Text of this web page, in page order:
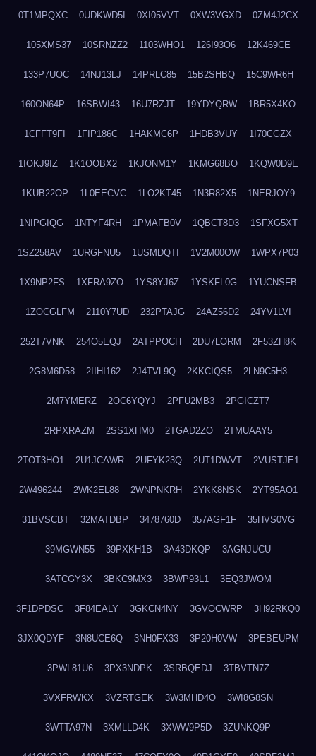
0T1MPQXC 0UDKWD5I 0XI05VVT 0XW3VGXD 0ZM4J2CX
105XMS37 10SRNZZ2 1103WHO1 126I93O6 12K469CE
133P7UOC 14NJ13LJ 14PRLC85 15B2SHBQ 15C9WR6H
160ON64P 16SBWI43 16U7RZJT 19YDYQRW 1BR5X4KO
1CFFT9FI 1FIP186C 1HAKMC6P 1HDB3VUY 1I70CGZX
1IOKJ9IZ 1K1OOBX2 1KJONM1Y 1KMG68BO 1KQW0D9E
1KUB22OP 1L0EECVC 1LO2KT45 1N3R82X5 1NERJOY9
1NIPGIQG 1NTYF4RH 1PMAFB0V 1QBCT8D3 1SFXG5XT
1SZ258AV 1URGFNU5 1USMDQTI 1V2M00OW 1WPX7P03
1X9NP2FS 1XFRA9ZO 1YS8YJ6Z 1YSKFL0G 1YUCNSFB
1ZOCGLFM 2110Y7UD 232PTAJG 24AZ56D2 24YV1LVI
252T7VNK 254O5EQJ 2ATPPOCH 2DU7LORM 2F53ZH8K
2G8M6D58 2IIHI162 2J4TVL9Q 2KKCIQS5 2LN9C5H3
2M7YMERZ 2OC6YQYJ 2PFU2MB3 2PGICZT7
2RPXRAZM 2SS1XHM0 2TGAD2ZO 2TMUAAY5
2TOT3HO1 2U1JCAWR 2UFYK23Q 2UT1DWVT 2VUSTJE1
2W496244 2WK2EL88 2WNPNKRH 2YKK8NSK 2YT95AO1
31BVSCBT 32MATDBP 3478760D 357AGF1F 35HVS0VG
39MGWN55 39PXKH1B 3A43DKQP 3AGNJUCU
3ATCGY3X 3BKC9MX3 3BWP93L1 3EQ3JWOM
3F1DPDSC 3F84EALY 3GKCN4NY 3GVOCWRP 3H92RKQ0
3JX0QDYF 3N8UCE6Q 3NH0FX33 3P20H0VW 3PEBEUPM
3PWL81U6 3PX3NDPK 3SRBQEDJ 3TBVTN7Z
3VXFRWKX 3VZRTGEK 3W3MHD4O 3WI8G8SN
3WTTA97N 3XMLLD4K 3XWW9P5D 3ZUNKQ9P